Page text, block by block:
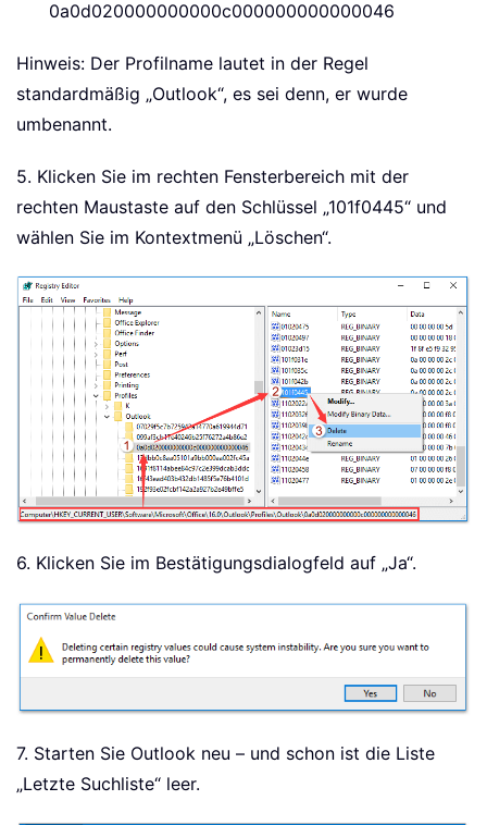
0a0d020000000000c000000000000046
Hinweis: Der Profilname lautet in der Regel
standardmäßig „Outlook“, es sei denn, er wurde
umbenannt.
5. Klicken Sie im rechten Fensterbereich mit der
rechten Maustaste auf den Schlüssel „101f0445“ und
wählen Sie im Kontextmenü „Löschen“.
6. Klicken Sie im Bestätigungsdialogfeld auf „Ja“.
7. Starten Sie Outlook neu – und schon ist die Liste
„Letzte Suchliste“ leer.